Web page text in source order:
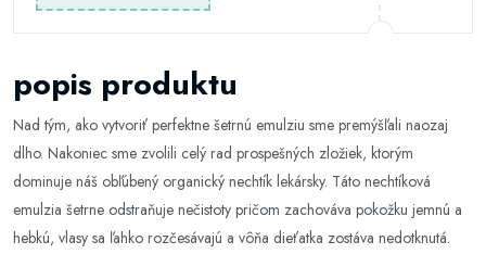
popis produktu
Nad tým, ako vytvoriť perfektne šetrnú emulziu sme premýšľali naozaj
dlho. Nakoniec sme zvolili celý rad prospešných zložiek, ktorým
dominuje náš obľúbený organický nechtík lekársky. Táto nechtíková
emulzia šetrne odstraňuje nečistoty pričom zachováva pokožku jemnú a
hebkú, vlasy sa ľahko rozčesávajú a vôňa dieťatka zostáva nedotknutá.